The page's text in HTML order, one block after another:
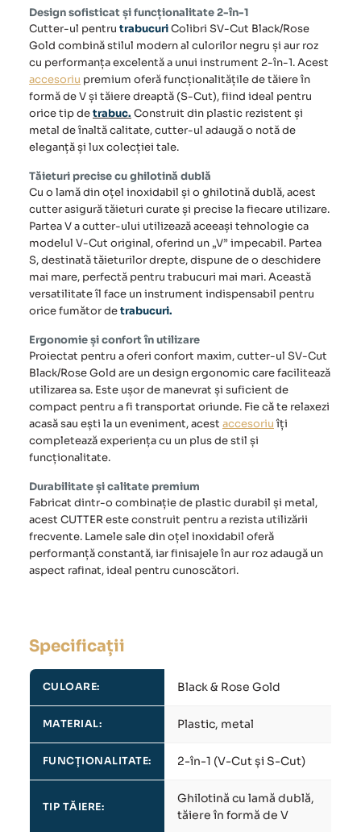
Design sofisticat și funcționalitate 2-în-1
Cutter-ul pentru trabucuriColibri SV-Cut Black/Rose
Gold combină stilul modern al culorilor negru și aur roz
cu performanța excelentă a unui instrument 2-în-1. Acest
accesoriu premium oferă funcționalitățile de tăiere în
formă de V și tăiere dreaptă (S-Cut), fiind ideal pentru
orice tip detrabuc. Construit din plastic rezistent și
metal de înaltă calitate, cutter-ul adaugă o notă de
eleganță și lux colecției tale.
Tăieturi precise cu ghilotină dublă
Cu o lamă din oțel inoxidabil și o ghilotină dublă, acest
cutter asigură tăieturi curate și precise la fiecare utilizare.
Partea V a cutter-ului utilizează aceeași tehnologie ca
modelul V-Cut original, oferind un „V” impecabil. Partea
S, destinată tăieturilor drepte, dispune de o deschidere
mai mare, perfectă pentru trabucuri mai mari. Această
versatilitate îl face un instrument indispensabil pentru
orice fumător detrabucuri.
Ergonomie și confort în utilizare
Proiectat pentru a oferi confort maxim, cutter-ul SV-Cut
Black/Rose Gold are un design ergonomic care facilitează
utilizarea sa. Este ușor de manevrat și suficient de
compact pentru a fi transportat oriunde. Fie că te relaxezi
acasă sau ești la un eveniment, acest accesoriuîți
completează experiența cu un plus de stil și
funcționalitate.
Durabilitate și calitate premium
Fabricat dintr-o combinație de plastic durabil și metal,
acest CUTTEReste construit pentru a rezista utilizării
frecvente. Lamele sale din oțel inoxidabil oferă
performanță constantă, iar finisajele în aur roz adaugă un
aspect rafinat, ideal pentru cunoscători.
Specificații
CULOARE: Black & Rose Gold
MATERIAL: Plastic, metal
FUNCȚIONALITATE: 2-în-1 (V-Cut și S-Cut)
TIP TĂIERE:
Ghilotină cu lamă dublă,
tăiere în formă de V